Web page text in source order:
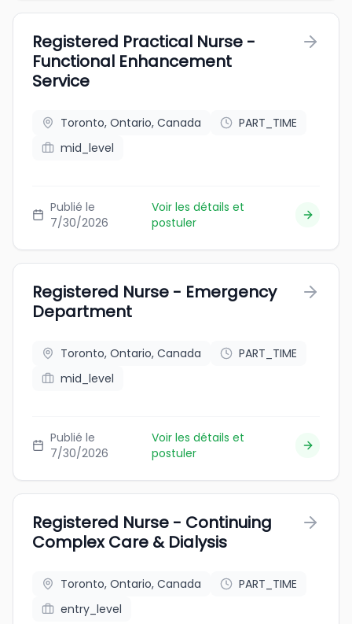
Registered Practical Nurse -
Functional Enhancement
Service
Toronto, Ontario, Canada
PART_TIME
mid_level
Publié le
7/30/2026
Voir les détails et
postuler
Registered Nurse - Emergency
Department
Toronto, Ontario, Canada
PART_TIME
mid_level
Publié le
7/30/2026
Voir les détails et
postuler
Registered Nurse - Continuing
Complex Care & Dialysis
Toronto, Ontario, Canada
PART_TIME
entry_level